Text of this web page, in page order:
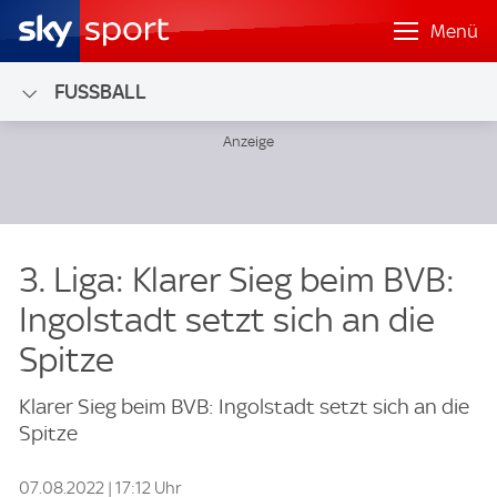
Menü
FUSSBALL
3. Liga: Klarer Sieg beim BVB:
Ingolstadt setzt sich an die
Spitze
Klarer Sieg beim BVB: Ingolstadt setzt sich an die
Spitze
07.08.2022 | 17:12 Uhr